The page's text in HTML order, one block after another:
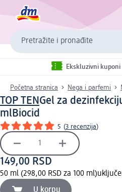
Pretražite i pronađite
Ekskluzivni
Početna stranica Nega i parfemi
TOP TENGel za
mlBiocid
5 (3 recenzija)
149,00 RSD
50 ml (298,00 RSD za 100 ml)
U korpu